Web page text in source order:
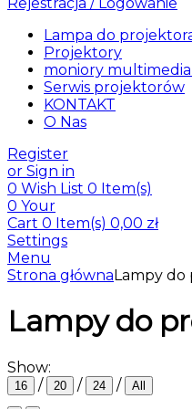
Lampa do
Projektory
moniory
Serwis projektorów
KONTAKT
O Nas
Register
or Sign in
0 Wish List 0 Item(s)
0 Your
Cart 0 Item(s) 0,00 zł
Settings
Menu
Strona głównaLampy do
Lampy do
Show:
16 / 20 / 24 / All